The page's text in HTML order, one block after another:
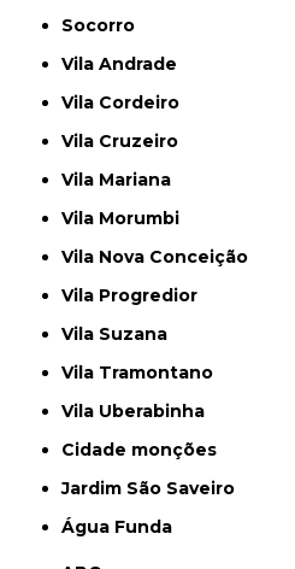
Socorro
Vila Andrade
Vila Cordeiro
Vila Cruzeiro
Vila Mariana
Vila Morumbi
Vila Nova Conceição
Vila Progredior
Vila Suzana
Vila Tramontano
Vila Uberabinha
cidade monções
jardim São Saveiro
Água Funda